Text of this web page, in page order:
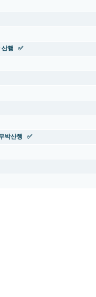
산행 ✅
박산행 ✅